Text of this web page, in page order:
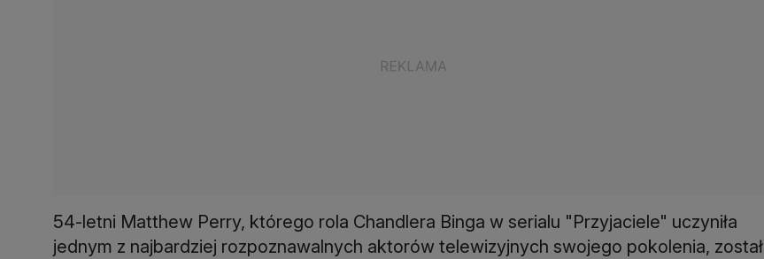
54-letni Matthew Perry, którego rola Chandlera Binga w serialu "Przyjaciele" uczyniła
jednym z najbardziej rozpoznawalnych aktorów telewizyjnych swojego pokolenia, został